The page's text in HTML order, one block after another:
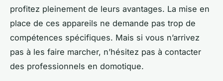
profitez pleinement de leurs avantages. La mise en
place de ces appareils ne demande pas trop de
compétences spécifiques. Mais si vous n’arrivez
pas à les faire marcher, n’hésitez pas à contacter
des professionnels en domotique.